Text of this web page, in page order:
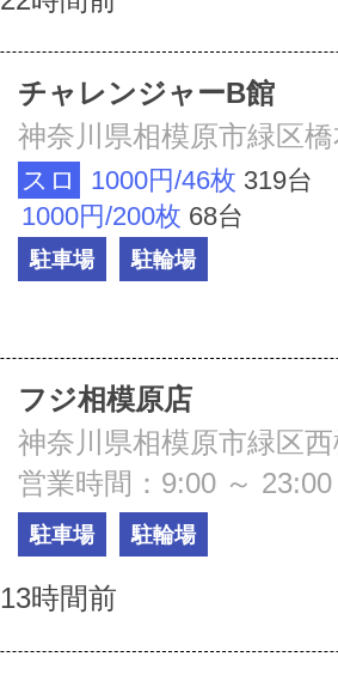
チャレンジャーB館
スロ 1000円/46枚 319台
1000円/200枚 68台
駐車場 駐輪場
フジ相模原店
神奈川県相模原市緑区
営業時間：9:00 ～ 23:00
駐車場 駐輪場
13時間前